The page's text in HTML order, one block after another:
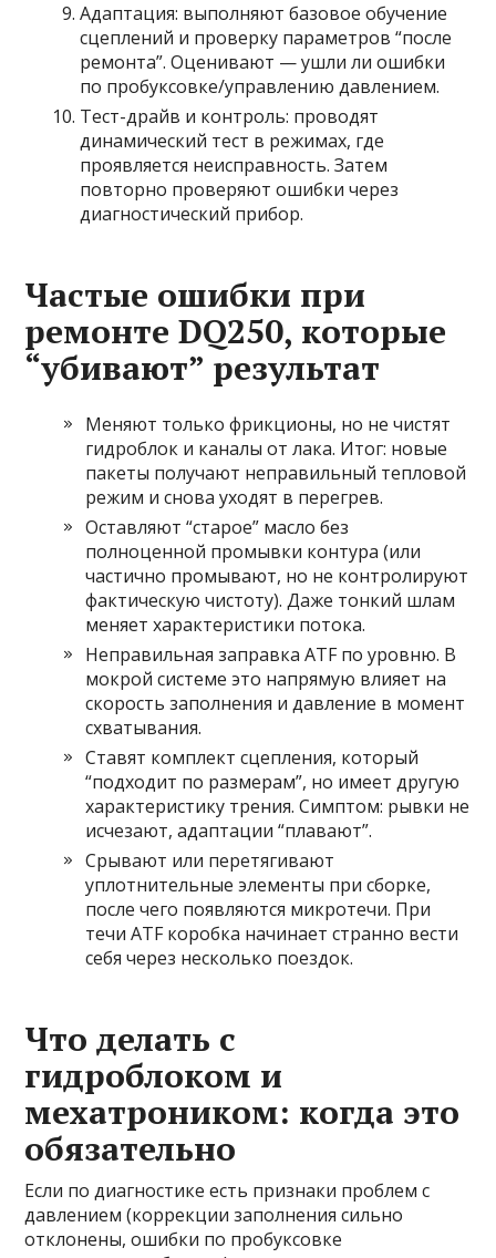
Адаптация: выполняют базовое обучение
сцеплений и проверку параметров “после
ремонта”. Оценивают — ушли ли ошибки
по пробуксовке/управлению давлением.
Тест-драйв и контроль: проводят
динамический тест в режимах, где
проявляется неисправность. Затем
повторно проверяют ошибки через
диагностический прибор.
Частые ошибки при
ремонте DQ250, которые
“убивают” результат
Меняют только фрикционы, но не чистят
гидроблок и каналы от лака. Итог: новые
пакеты получают неправильный тепловой
режим и снова уходят в перегрев.
Оставляют “старое” масло без
полноценной промывки контура (или
частично промывают, но не контролируют
фактическую чистоту). Даже тонкий шлам
меняет характеристики потока.
Неправильная заправка ATF по уровню. В
мокрой системе это напрямую влияет на
скорость заполнения и давление в момент
схватывания.
Ставят комплект сцепления, который
“подходит по размерам”, но имеет другую
характеристику трения. Симптом: рывки не
исчезают, адаптации “плавают”.
Срывают или перетягивают
уплотнительные элементы при сборке,
после чего появляются микротечи. При
течи ATF коробка начинает странно вести
себя через несколько поездок.
Что делать с
гидроблоком и
мехатроником: когда это
обязательно
Если по диагностике есть признаки проблем с
давлением (коррекции заполнения сильно
отклонены, ошибки по пробуксовке